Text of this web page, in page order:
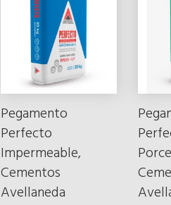
Pegamento
Perfecto
Impermeable,
Cementos
Avellaneda